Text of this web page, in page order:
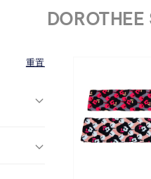
重置